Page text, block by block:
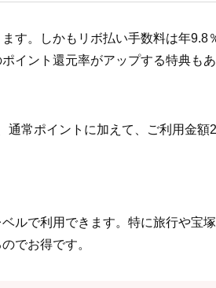
す。しかもリボ払い手数料は年9.8
イント還元率がアップする特典も
通常ポイントに加えて、ご利用金額
ルで利用できます。特に旅行や宝
でお得です。